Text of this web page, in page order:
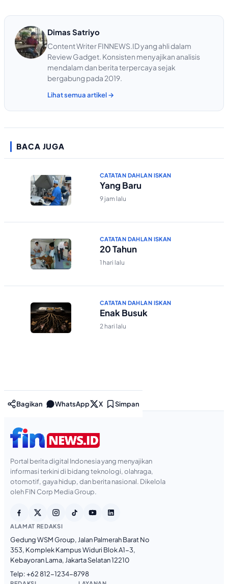
Dimas Satriyo
Content Writer FINNEWS.ID yang ahli dalam
Review Gadget. Konsisten menyajikan analisis
mendalam dan berita terpercaya sejak
bergabung pada 2019.
Lihat semua artikel →
BACA JUGA
CATATAN DAHLAN ISKAN
Yang Baru
9 jam lalu
CATATAN DAHLAN ISKAN
20 Tahun
1 hari lalu
CATATAN DAHLAN ISKAN
Enak Busuk
2 hari lalu
Bagikan WhatsApp X Simpan
Portal berita digital Indonesia yang menyajikan
informasi terkini di bidang teknologi, olahraga,
otomotif, gaya hidup, dan berita nasional. Dikelola
oleh FIN Corp Media Group.
ALAMAT REDAKSI
Gedung WSM Group, Jalan Palmerah Barat No
353, Komplek Kampus Widuri Blok A1-3,
Kebayoran Lama, Jakarta Selatan 12210
Telp:+62 812-1234-8798